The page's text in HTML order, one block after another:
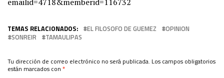
TEMAS RELACIONADOS: EL FILOSOFO DE GUEMEZ
OPINION
SONREIR
TAMAULIPAS
Tu dirección de correo electrónico no será publicada. Los campos obligatorios
están marcados con *